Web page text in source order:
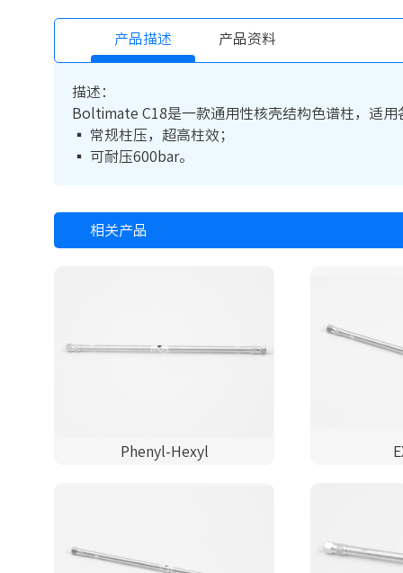
产品描述 产品资料
描述：
Boltimate C18是一款通用性核壳结构色谱柱，适
▪ 常规柱压，超高柱效；
▪ 可耐压600bar。
相关产品
Phenyl-Hexyl